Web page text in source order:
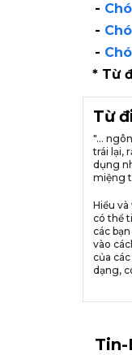
-
-
-
* Từ
Từ
"...
trái lại,
dụng
miệng
Hiểu
có thể
các
vào
của
dạng,
Tin-